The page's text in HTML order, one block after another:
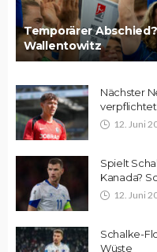
Temporärer
Wallentowitz
Nächster
12. Juni
Spielt
Kanada?
12. Juni
Schalke-
Wüste